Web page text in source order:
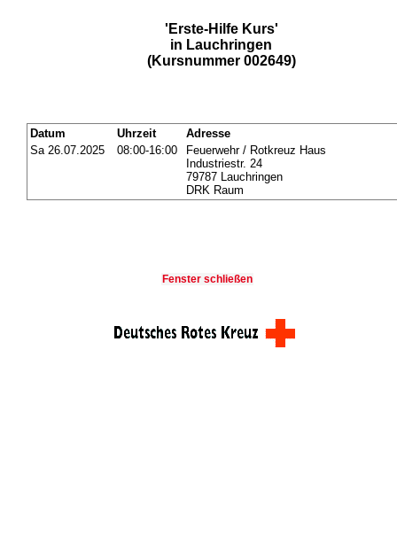
'Erste-Hilfe Kurs'
in Lauchringen
(Kursnummer 002649)
Datum Uhrzeit
Adresse
Sa 26.07.2025
08:00-16:00
Feuerwehr / Rotkreuz Haus
Industriestr. 24
79787 Lauchringen
DRK Raum
Fenster schließen